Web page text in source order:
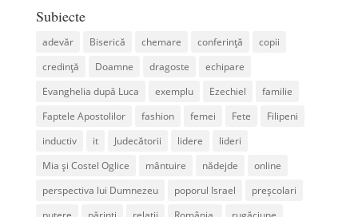
Subiecte
adevăr Biserică chemare conferință
copii
credință
Doamne dragoste
echipare
Evanghelia după Luca
exemplu Ezechiel
familie
Faptele Apostolilor
fashion femei Fete
Filipeni
inductiv
it Judecătorii lidere
lideri
Mia și Costel Oglice
mântuire nădejde
online
perspectiva lui Dumnezeu
poporul Israel
preșcolari